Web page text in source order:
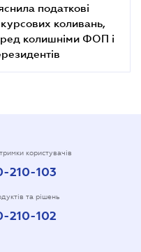
податкові
коливань,
колишніми ФОП і
користувачів
210-103
та рішень
210-102